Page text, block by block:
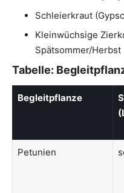
Schleierkraut
Kleinwüchsige
Spätsommer/Herbst
Tabelle:
Begleitpflanze
Petunien